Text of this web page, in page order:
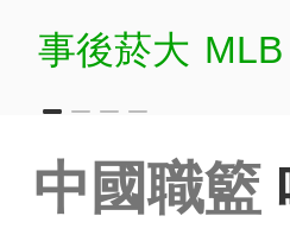
事後菸大
中國職籃